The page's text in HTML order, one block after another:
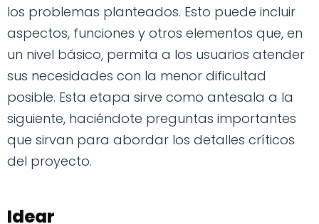
los problemas planteados. Esto puede incluir
aspectos, funciones y otros elementos que, en
un nivel básico, permita a los usuarios atender
sus necesidades con la menor dificultad
posible. Esta etapa sirve como antesala a la
siguiente, haciéndote preguntas importantes
que sirvan para abordar los detalles críticos
del proyecto.
Idear